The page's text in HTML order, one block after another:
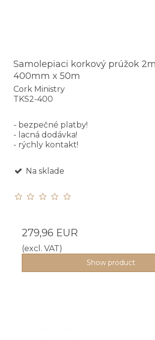
Samolepiaci korkový prúžok
400mm x 50m
Cork Ministry
TKS2-400
- bezpečné platby!
- lacná dodávka!
- rýchly kontakt!
Na sklade
279,96 EUR
(excl. VAT)
Show product